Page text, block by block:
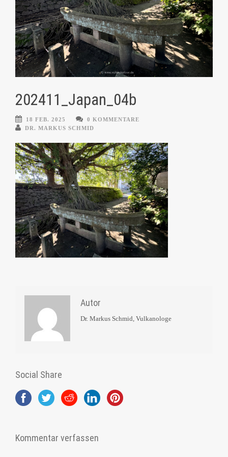
202411_Japan_04b
18 FEB. 2025
0 KOMMENTARE
DR. MARKUS SCHMID
Autor
Dr. Markus Schmid, Vulkanologe
Social Share
Kommentar verfassen